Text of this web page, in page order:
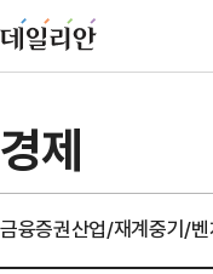
경제
금융증권산업/재계중기/